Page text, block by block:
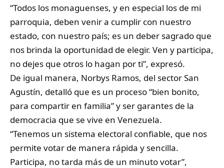
“Todos los monaguenses, y en especial los de mi
parroquia, deben venir a cumplir con nuestro
estado, con nuestro país; es un deber sagrado que
nos brinda la oportunidad de elegir. Ven y participa,
no dejes que otros lo hagan por ti”, expresó.
De igual manera, Norbys Ramos, del sector San
Agustín, detalló que es un proceso “bien bonito,
para compartir en familia” y ser garantes de la
democracia que se vive en Venezuela.
“Tenemos un sistema electoral confiable, que nos
permite votar de manera rápida y sencilla.
Participa, no tarda más de un minuto votar”,